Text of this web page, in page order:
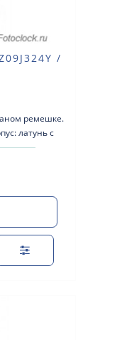
/
ремешке.
латунь с